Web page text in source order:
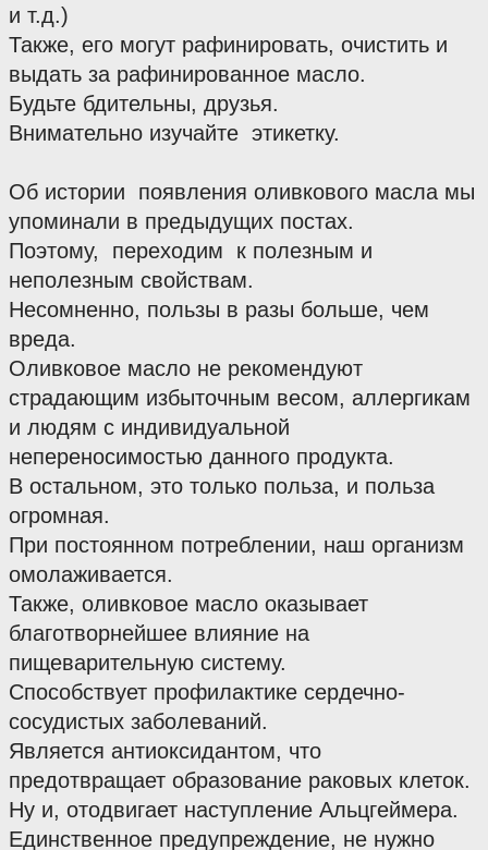
и т.д.)
Также, его могут рафинировать, очистить и
выдать за рафинированное масло.
Будьте бдительны, друзья.
Внимательно изучайте  этикетку.
Об истории  появления оливкового масла мы
упоминали в предыдущих постах.
Поэтому,  переходим  к полезным и
неполезным свойствам.
Несомненно, пользы в разы больше, чем
вреда.
Оливковое масло не рекомендуют
страдающим избыточным весом, аллергикам
и людям с индивидуальной
непереносимостью данного продукта.
В остальном, это только польза, и польза
огромная.
При постоянном потреблении, наш организм
омолаживается.
Также, оливковое масло оказывает
благотворнейшее влияние на
пищеварительную систему.
Способствует профилактике сердечно-
сосудистых заболеваний.
Является антиоксидантом, что
предотвращает образование раковых клеток.
Ну и, отодвигает наступление Альцгеймера.
Единственное предупреждение, не нужно